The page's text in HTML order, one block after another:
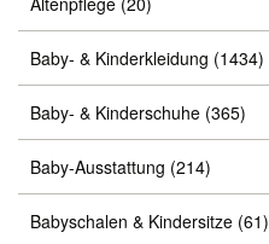
Baby- & Kinderkleidung (1434)
Baby- & Kinderschuhe (365)
Baby-Ausstattung (214)
Babyschalen & Kindersitze (61)